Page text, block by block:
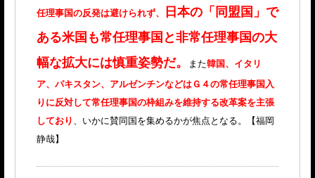
任理事国の反発は避けられず、
日本の「同盟国」で
ある米国も常任理事国と非常任理事国の大
幅な拡大には慎重姿勢だ。
また韓国、イタリ
ア、パキスタン、アルゼンチンなどはＧ４の常任理事国入
りに反対して常任理事国の枠組みを維持する改革案を主張
しており、いかに賛同国を集めるかが焦点となる。【福岡
静哉】